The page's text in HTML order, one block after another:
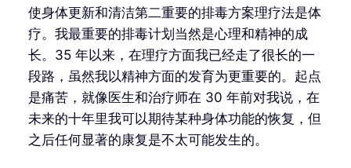
使身体更新和清洁第二重要的排毒方案理疗法是体
疗。我最重要的排毒计划当然是心理和精神的成
长。35 年以来，在理疗方面我已经走了很长的一
段路，虽然我以精神方面的发育为更重要的。起点
是痛苦，就像医生和治疗师在 30 年前对我说，在
未来的十年里我可以期待某种身体功能的恢复，但
之后任何显著的康复是不太可能发生的。